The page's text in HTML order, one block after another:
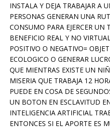
INSTALA Y DEJA TRABAJAR A
PERSONAS GENERAN UNA
CONSUMO PARA EJERCER UN
BENEFICIO REAL Y NO
POSITIVO O NEGATIVO=
ECOLOGICO O GENERAR
QUE MIENTRAS EXISTE UN
MISERIA QUE TRABAJA 12
PUEDE EN COSA DE
UN BOTON EN ESCLAVITUD
INTELIGENCIA ARTIFICIAL
ENTONCES SI EL APORTE ES